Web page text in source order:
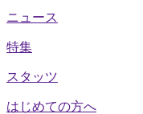
ニュース
特集
スタッツ
はじめての方へ